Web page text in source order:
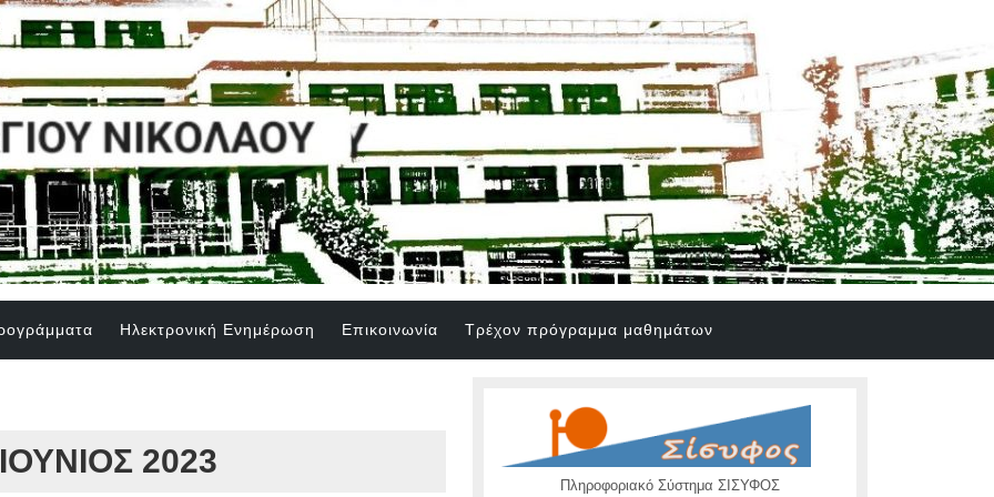
Ηλεκτρονική Ενημέρωση Επικοινωνία Τρέχον πρόγραμμα μαθημάτων
ΙΟΎΝΙΟΣ 2023
Πληροφοριακό Σύστημα ΣΙΣΥΦΟΣ